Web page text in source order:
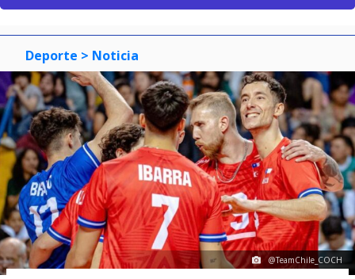
Deporte > Noticia
@TeamChile_COCH